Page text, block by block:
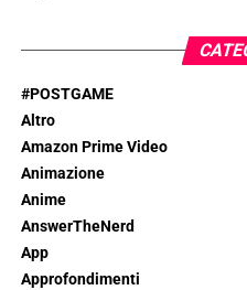
#POSTGAME
Altro
Amazon Prime Video
Animazione
Anime
AnswerTheNerd
App
Approfondimenti